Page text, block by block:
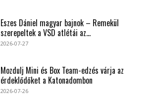
Eszes Dániel magyar bajnok – Remekül
szerepeltek a VSD atlétái az...
2026-07-27
Mozdulj Mini és Box Team-edzés várja az
érdeklődőket a Katonadombon
2026-07-26